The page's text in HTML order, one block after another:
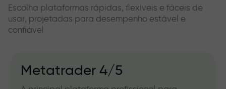
Escolha plataformas rápidas, flexíveis e fáceis de
usar, projetadas para desempenho estável e
confiável
Metatrader 4/5